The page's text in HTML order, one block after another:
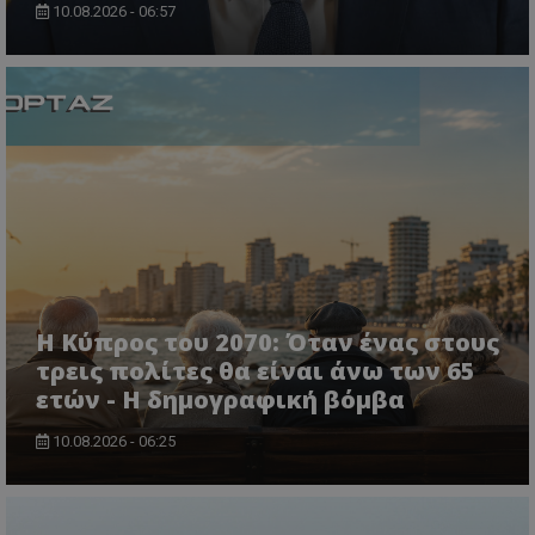
10.08.2026 - 06:57
Η Κύπρος του 2070: Όταν ένας στους
τρεις πολίτες θα είναι άνω των 65
ετών - Η δημογραφική βόμβα
10.08.2026 - 06:25
.youtube.com